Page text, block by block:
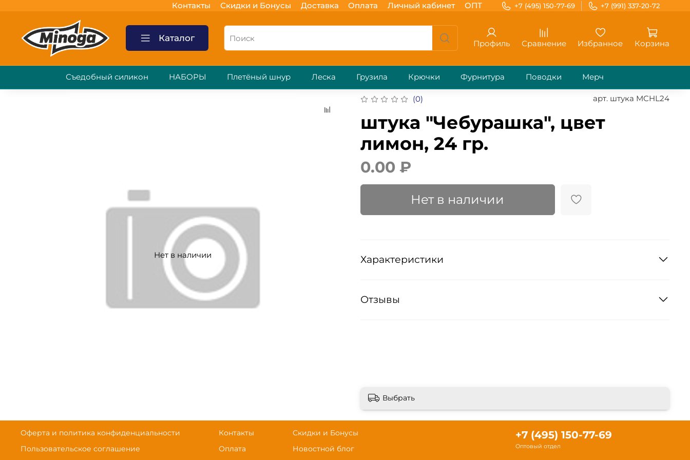
Контакты Скидки и Бонусы Доставка Оплата Личный кабинет ОПТ +7 (495) 150-77-69 +7 (991) 337-20-72
Каталог
Профиль Сравнение Избранное Корзина
Съедобный силикон НАБОРЫ Плетёный шнур Леска Грузила Крючки Фурнитура Поводки Мерч
Нет в наличии
(0) арт. штука MCHL24
штука "Чебурашка", цвет
лимон, 24 гр.
0.00 ₽
Нет в наличии
Характеристики
Отзывы
Выбрать
Оферта и политика конфиденциальности
Пользовательское соглашение
Контакты
Оплата
Скидки и Бонусы
Новостной блог
+7 (495) 150-77-69
Оптовый отдел